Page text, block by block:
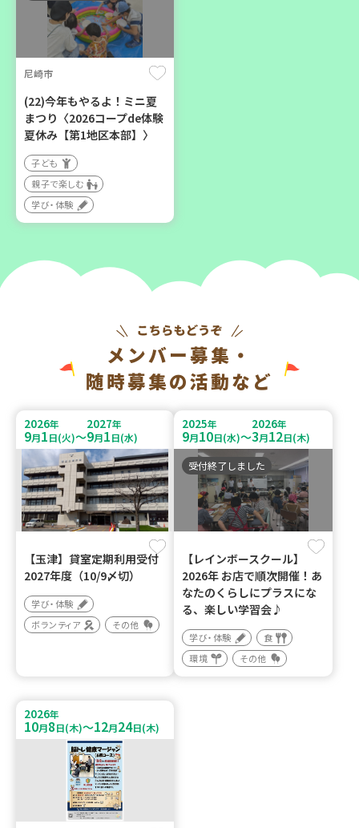
親子で楽しむ
学び・体験
食
尼崎市
(22)今年もやるよ！ミニ夏
まつり〈2026コープde体験
夏休み【第1地区本部】〉
子ども
親子で楽しむ
学び・体験
メンバー募集・
随時募集の活動など
2026年
9月1日(火)～
2027年
9月1日(水)
【玉津】貸室定期利用受付
2027年度（10/9〆切）
学び・体験
ボランティア
その他
2025年
9月10日(水)～
2026年
3月12日(木)
受付終了しました
【レインボースクール】
2026年 お店で順次開催！あ
なたのくらしにプラスにな
る、楽しい学習会♪
学び・体験
食
環境
その他
2026年
10月8日(木)～12月24日(木)